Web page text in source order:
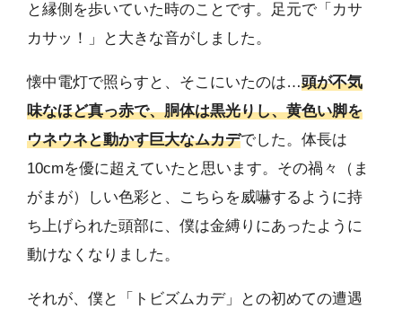
と縁側を歩いていた時のことです。足元で「カサ
カサッ！」と大きな音がしました。
懐中電灯で照らすと、そこにいたのは…頭が不気
味なほど真っ赤で、胴体は黒光りし、黄色い脚を
ウネウネと動かす巨大なムカデでした。体長は
10cmを優に超えていたと思います。その禍々（ま
がまが）しい色彩と、こちらを威嚇するように持
ち上げられた頭部に、僕は金縛りにあったように
動けなくなりました。
それが、僕と「トビズムカデ」との初めての遭遇